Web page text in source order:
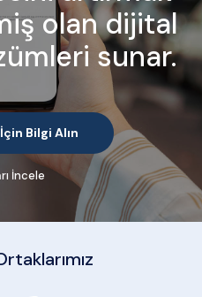
olan dijital
sunar.
Bilgi Alın
İncele